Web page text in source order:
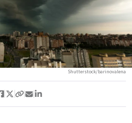
Shutterstock/barinovalena